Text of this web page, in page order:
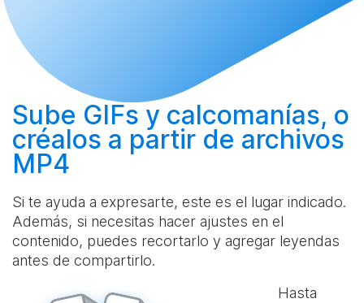
Sube GIFs y calcomanías, o
créalos a partir de archivos
MP4
Si te ayuda a expresarte, este es el lugar indicado.
Además, si necesitas hacer ajustes en el
contenido, puedes recortarlo y agregar leyendas
antes de compartirlo.
Hasta